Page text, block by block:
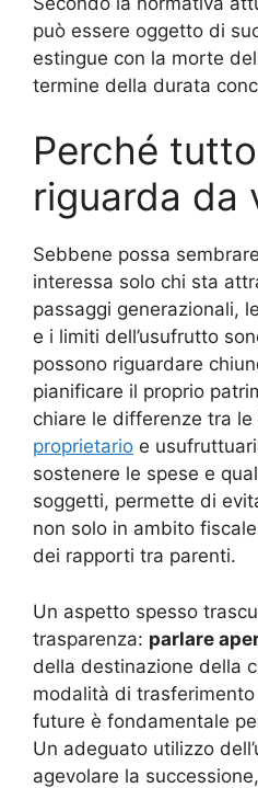
può essere oggetto di
estingue con la morte
termine della durata
Perché
riguarda da
Sebbene possa
interessa solo chi sta
passaggi generazionali,
e i limiti dell’usufrutto
possono riguardare
pianificare il proprio
chiare le differenze tra le
proprietario e
sostenere le spese e
soggetti, permette di
non solo in ambito
dei rapporti tra parenti.
Un aspetto spesso
trasparenza: parlare
della destinazione della
modalità di
future è fondamentale
Un adeguato utilizzo
agevolare la